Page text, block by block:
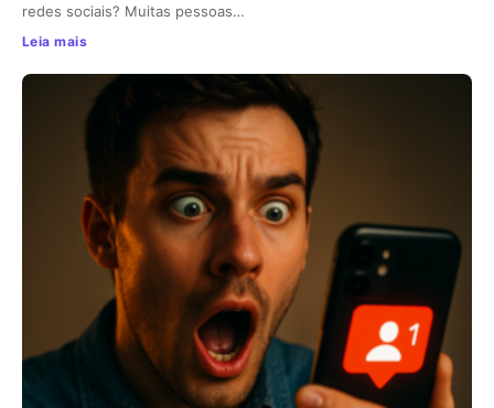
redes sociais? Muitas pessoas…
Leia mais